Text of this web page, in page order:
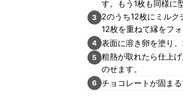
す。もう1枚も同様に
3
2のうち12枚にミルク
12枚を重ねて縁をフ
4 表面に溶き卵を塗り
5 粗熱が取れたら仕上
のせます。
6 チョコレートが固ま